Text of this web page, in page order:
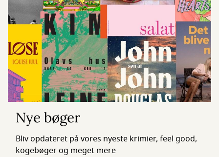
Nye bøger
Bliv opdateret på vores nyeste krimier, feel good,
kogebøger og meget mere